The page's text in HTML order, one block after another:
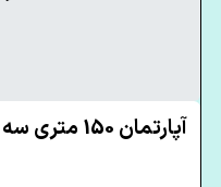
آپارتمان 150 متری سه خوابه در بلوار آزادگان یزد